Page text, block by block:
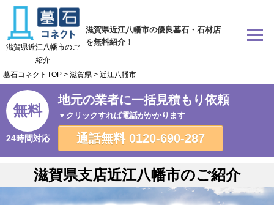
滋賀県近江八幡市の優良墓石・石材店
を無料紹介！
滋賀県近江八幡市のご
紹介
墓石コネクトTOP > 滋賀県 > 近江八幡市
無料
24時間対応
地元の業者に一括見積もり依頼
▼クリックすれば電話がかかります
通話無料 0120-690-287
滋賀県支店近江八幡市のご紹介